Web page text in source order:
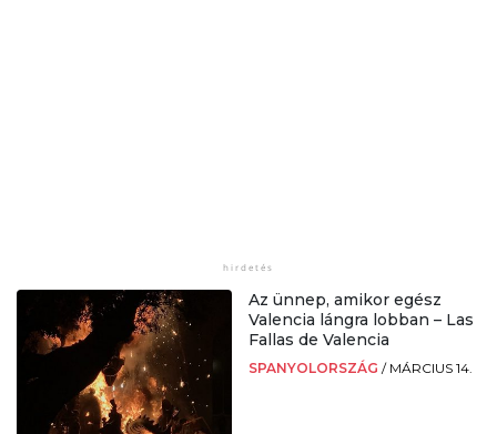
Az ünnep, amikor egész
Valencia lángra lobban – Las
Fallas de Valencia
SPANYOLORSZÁG / MÁRCIUS 14.